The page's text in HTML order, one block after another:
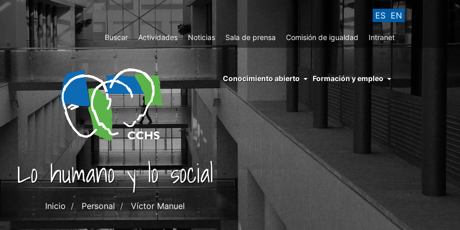
ES EN
Top
Menu
Buscar Actividades Noticias Sala de prensa Comisión de igualdad Intranet
menu
right
cchs
conocimiento
abierto
Conocimiento abierto Formación y empleo
Lo humano y lo social
Inicio Personal Víctor Manuel